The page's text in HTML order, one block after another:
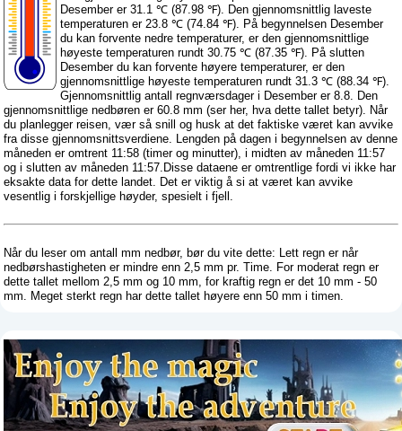
Desember er 31.1 ℃ (87.98 ℉). Den gjennomsnittlig laveste
temperaturen er 23.8 ℃ (74.84 ℉). På begynnelsen Desember
du kan forvente nedre temperaturer, er den gjennomsnittlige
høyeste temperaturen rundt 30.75 ℃ (87.35 ℉). På slutten
Desember du kan forvente høyere temperaturer, er den
gjennomsnittlige høyeste temperaturen rundt 31.3 ℃ (88.34 ℉).
Gjennomsnittlig antall regnværsdager i Desember er 8.8. Den
gjennomsnittlige nedbøren er 60.8 mm (ser her, hva dette tallet betyr). Når
du planlegger reisen, vær så snill og husk at det faktiske været kan avvike
fra disse gjennomsnittsverdiene. Lengden på dagen i begynnelsen av denne
måneden er omtrent 11:58 (timer og minutter), i midten av måneden 11:57
og i slutten av måneden 11:57.Disse dataene er omtrentlige fordi vi ikke har
eksakte data for dette landet. Det er viktig å si at været kan avvike
vesentlig i forskjellige høyder, spesielt i fjell.
Når du leser om antall mm nedbør, bør du vite dette: Lett regn er når
nedbørshastigheten er mindre enn 2,5 mm pr. Time. For moderat regn er
dette tallet mellom 2,5 mm og 10 mm, for kraftig regn er det 10 mm - 50
mm. Meget sterkt regn har dette tallet høyere enn 50 mm i timen.